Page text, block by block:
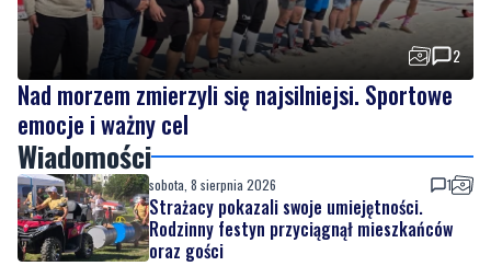
2
Nad morzem zmierzyli się najsilniejsi. Sportowe
emocje i ważny cel
Wiadomości
sobota, 8 sierpnia 2026 1
Strażacy pokazali swoje umiejętności.
Rodzinny festyn przyciągnął mieszkańców
oraz gości